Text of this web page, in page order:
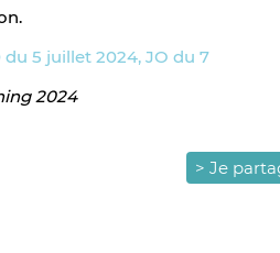
5 juillet 2024, JO du 7
2024
> Je